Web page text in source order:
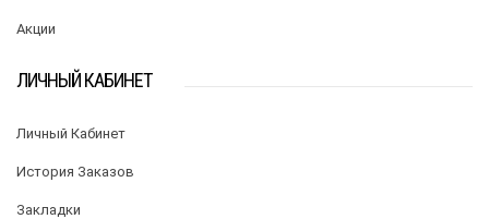
Акции
ЛИЧНЫЙ КАБИНЕТ
Личный Кабинет
История Заказов
Закладки